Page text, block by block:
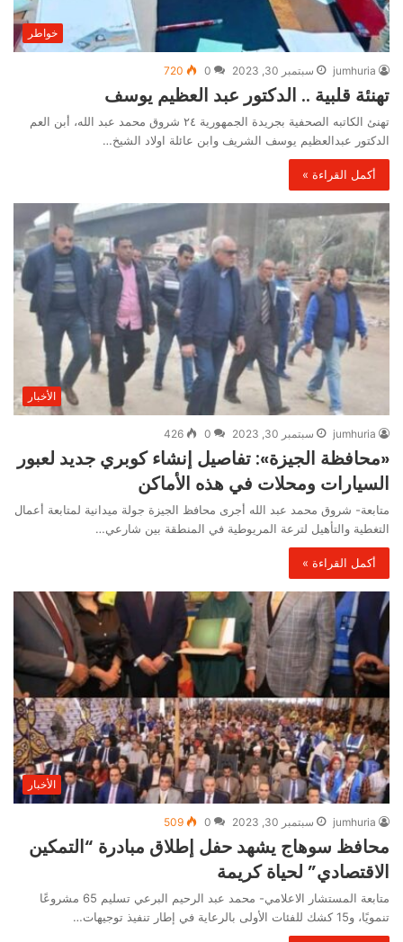
خواطر
jumhuria سبتمبر 30, 2023 0
720
تهنئة قلبية .. الدكتور عبد العظيم يوسف
تهنئ الكاتبه الصحفية بجريدة الجمهورية ٢٤ شروق محمد عبد الله، أبن العم
الدكتور عبدالعظيم يوسف الشريف وابن عائلة اولاد الشيخ…
أكمل القراءة »
الأخبار
jumhuria سبتمبر 30, 2023 0
426
«محافظة الجيزة»: تفاصيل إنشاء كوبري جديد لعبور
السيارات ومحلات في هذه الأماكن
متابعة- شروق محمد عبد الله أجرى محافظ الجيزة جولة ميدانية لمتابعة أعمال
التغطية والتأهيل لترعة المريوطية في المنطقة بين شارعي…
أكمل القراءة »
الأخبار
jumhuria سبتمبر 30, 2023 0
509
محافظ سوهاج يشهد حفل إطلاق مبادرة “التمكين
الاقتصادي” لحياة كريمة
متابعة المستشار الاعلامي- محمد عبد الرحيم البرعي تسليم 65 مشروعًا
تنمويًا، و15 كشك للفئات الأولى بالرعاية في إطار تنفيذ توجيهات…